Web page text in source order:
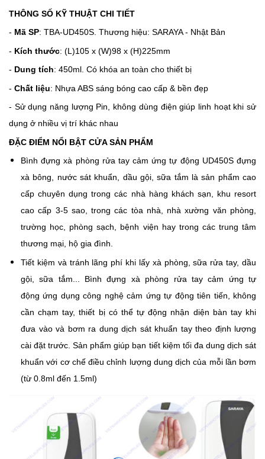
THÔNG SỐ KỸ THUẬT CHI TIẾT
- Mã SP: TBA-UD450S. Thương hiệu: SARAYA - Nhật Bản
- Kích thước: (L)105 x (W)98 x (H)225mm
- Dung tích: 450ml. Có khóa an toàn cho thiết bị
- Chất liệu: Nhựa ABS sáng bóng cao cấp & bền đẹp
- Sử dụng năng lượng Pin, không dùng điện giúp linh hoạt khi sử
dụng ở nhiều vị trí khác nhau
ĐẶC ĐIỂM NỔI BẬT CỬA SẢN PHẨM
Bình đựng xà phòng rửa taycảm ứng tự động UD450S đựng
xà bông, nước sát khuẩn, dầu gội, sữa tắm là sản phẩm cao
cấp chuyên dụng trong các nhà hàng khách sạn, khu resort
cao cấp 3-5 sao, trong các tòa nhà, nhà xường văn phòng,
trường học, phòng sạch, bệnh viện hay trong các trung tâm
thương mại, hộ gia đình.
Tiết kiệm và tránh lãng phí khi lấy xà phòng, sữa rửa tay, dầu
gội, sữa tắm... Bình đựng xà phòng rửa tay cảm ứng tự
động ứng dụng công nghệ cảm ứng tự động tiên tiến, không
cần chạm tay, thiết bị có thể tự động nhận diện bàn tay khi
đưa vào và bơm ra dung dịch sát khuẩn tay theo định lượng
cài đặt trước. Sản phẩm giúp bạn tiết kiệm tối đa dung dịch sát
khuẩn với cơ chế điều chỉnh lượng dung dịch của mỗi lần bơm
(từ 0.8ml đến 1.5ml)